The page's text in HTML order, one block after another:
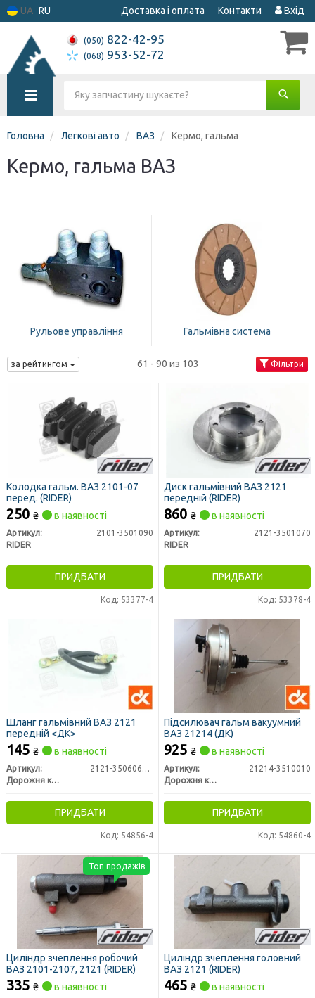
UA RU Доставка і оплата Контакти Вхід
(050) 822-42-95
(068) 953-52-72
Головна Легкові авто ВАЗ Кермо, гальма
Кермо, гальма ВАЗ
Рульове управління Гальмівна система
за рейтингом 61 - 90 из 103 Фільтри
Колодка гальм. ВАЗ 2101-07
перед. (RIDER)
250 ₴ в наявності
Артикул:
2101-3501090
RIDER
ПРИДБАТИ
Код: 53377-4
Диск гальмівний ВАЗ 2121
передній (RIDER)
860 ₴ в наявності
Артикул:
2121-3501070
RIDER
ПРИДБАТИ
Код: 53378-4
Шланг гальмівний ВАЗ 2121
передній <ДК>
145 ₴ в наявності
Артикул:
2121-3506061-10
Дорожня карта
ПРИДБАТИ
Код: 54856-4
Підсилювач гальм вакуумний
ВАЗ 21214 (ДК)
925 ₴ в наявності
Артикул:
21214-3510010
Дорожня карта
ПРИДБАТИ
Код: 54860-4
Циліндр зчеплення робочий
ВАЗ 2101-2107, 2121 (RIDER)
335 ₴ в наявності
Топ продажів
Циліндр зчеплення головний
ВАЗ 2121 (RIDER)
465 ₴ в наявності